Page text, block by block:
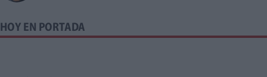
HOY EN PORTADA